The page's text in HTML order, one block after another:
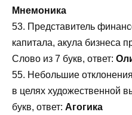
Мнемоника
53. Представитель
капитала, акула бизнеса
Слово из 7 букв, ответ:
55. Небольшие
в целях художественной
букв, ответ: Агогика